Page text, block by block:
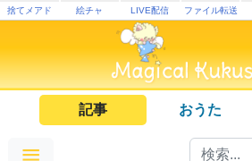
捨てメアド 絵チャ LIVE配信 ファイル転送
記事 おうた